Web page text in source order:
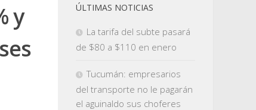
y
ÚLTIMAS NOTICIAS
La tarifa del subte pasará
de $80 a $110 en enero
Tucumán: empresarios
del transporte no le pagarán
el aguinaldo sus choferes